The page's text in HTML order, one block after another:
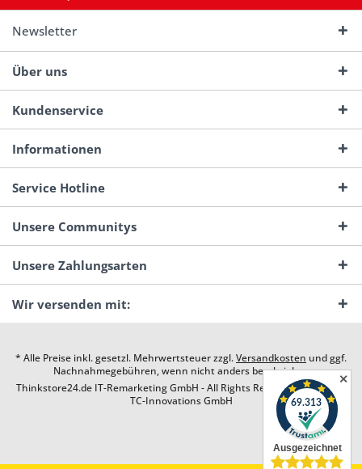
Newsletter
Über uns
Kundenservice
Informationen
Service Hotline
Unsere Communitys
Unsere Zahlungsarten
Wir versenden mit:
* Alle Preise inkl. gesetzl. Mehrwertsteuer zzgl.Versandkosten und ggf.
Nachnahmegebühren, wenn nicht anders beschrieben
Thinkstore24.de IT-Remarketing GmbH - All Rights Reserved. Design by
TC-Innovations GmbH
✕